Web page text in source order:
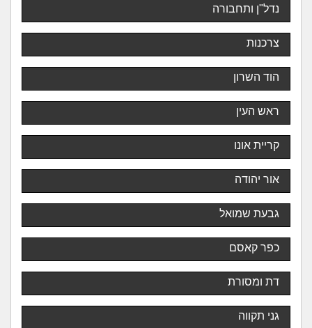
נדל"ן ותחבורה
צרכנות
הוד השרון
ראש העין
קריית אונו
אור יהודה
גבעת שמואל
כפר קאסם
דת ומסורת
גני תקווה